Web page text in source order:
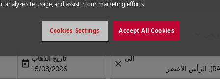
الى
close
تاريخ الذهاب
departure-date-aria-label
15/08/2026
today
analyze site usage, and assist in our marketing efforts.
Accept All Cookies
Cookies Settings